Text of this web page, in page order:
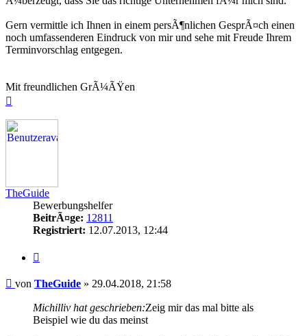
Gern vermittle ich Ihnen in einem persÃ¶nlichen GesprÃ¤ch einen
noch umfassenderen Eindruck von mir und sehe mit Freude Ihrem
Terminvorschlag entgegen.
Mit freundlichen GrÃ¼ÃŸen
TheGuide
Bewerbungshelfer
BeitrÃ¤ge: 12811
Registriert: 12.07.2013, 12:44
Beitrag
von TheGuide » 29.04.2018, 21:58
Michilliv hat geschrieben:Zeig mir das mal bitte als
Beispiel wie du das meinst